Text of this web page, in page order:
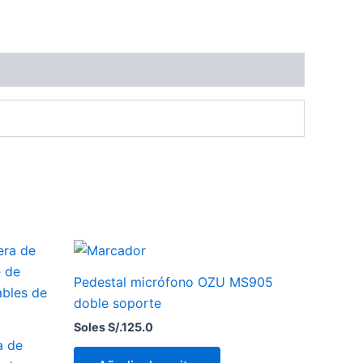
de
Pedestal micrófono OZU MS905
doble soporte
Soles S/.125.0